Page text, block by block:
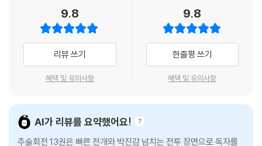
9.8
리뷰 쓰기
혜택 및 유의사항
9.8
한줄평 쓰기
혜택 및 유의사항
AI가 리뷰를 요약했어요!
주술회전 13권은 빠른 전개와 박진감 넘치는 전투 장면으로 독자를